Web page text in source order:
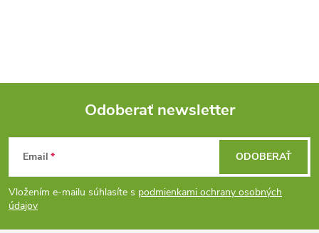
Z
á
p
Odoberať newsletter
Email
Vložením e-mailu súhlasíte s podmienkami ochrany osobných
údajov
ODOBERAŤ